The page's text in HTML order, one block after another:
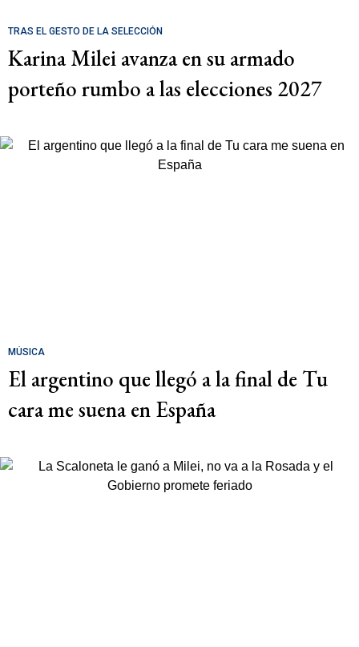
TRAS EL GESTO DE LA SELECCIÓN
Karina Milei avanza en su armado
porteño rumbo a las elecciones 2027
MÚSICA
El argentino que llegó a la final de Tu
cara me suena en España